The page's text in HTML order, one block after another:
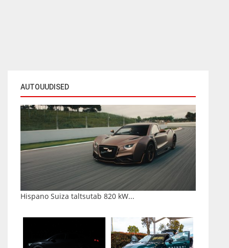
AUTOUUDISED
Hispano Suiza taltsutab 820 kW...